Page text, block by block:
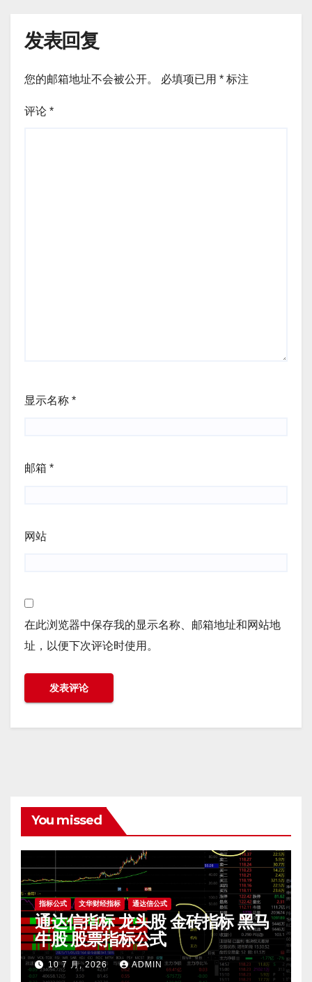
发表回复
您的邮箱地址不会被公开。 必填项已用 * 标注
评论 *
显示名称 *
邮箱 *
网站
在此浏览器中保存我的显示名称、邮箱地址和网站地
址，以便下次评论时使用。
You missed
指标公式 文华财经指标 通达信公式
通达信指标 龙头股 金砖指标 黑马
牛股 股票指标公式
10 7 月, 2026 ADMIN